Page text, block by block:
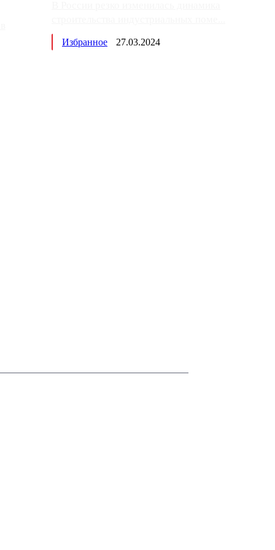
Избранное 27.03.2024